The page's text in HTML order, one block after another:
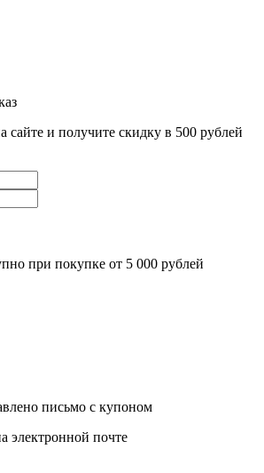
сайте и получите скидку в 500 рублей
при покупке от 5 000 рублей
письмо с купоном
электронной почте